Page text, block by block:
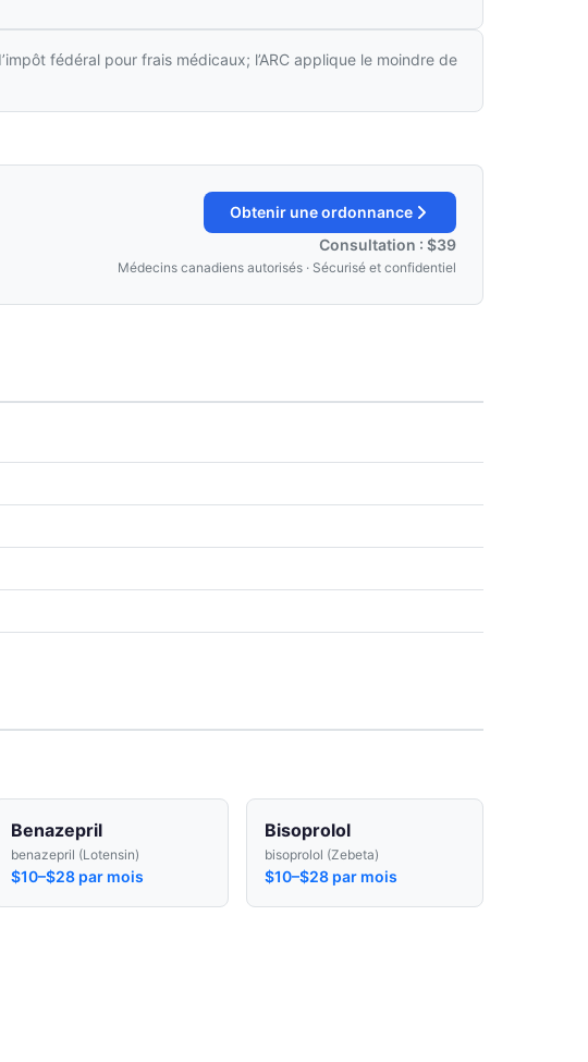
fédéral pour frais médicaux; l’ARC applique le moindre de
Obtenir une ordonnance
Consultation : $39
Médecins canadiens autorisés · Sécurisé et confidentiel
Benazepril
benazepril (Lotensin)
$10–$28 par mois
Bisoprolol
bisoprolol (Zebeta)
$10–$28 par mois